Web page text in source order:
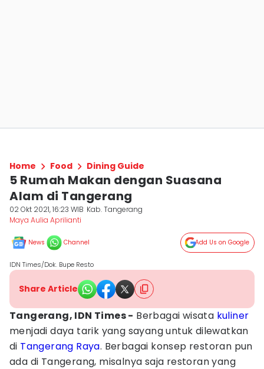
Home Food Dining Guide
5 Rumah Makan dengan Suasana
Alam di Tangerang
02 Okt 2021, 16:23 WIB Kab. Tangerang
Maya Aulia Aprilianti
News Channel Add Us on Google
IDN Times/Dok. Bupe Resto
Share Article
Tangerang, IDN Times - Berbagai wisata kuliner
menjadi daya tarik yang sayang untuk dilewatkan
di Tangerang Raya. Berbagai konsep restoran pun
ada di Tangerang, misalnya saja restoran yang